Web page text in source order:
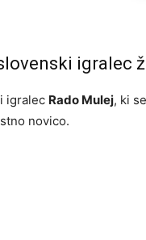
igralec
igralec Rado Mulej, ki
novico.